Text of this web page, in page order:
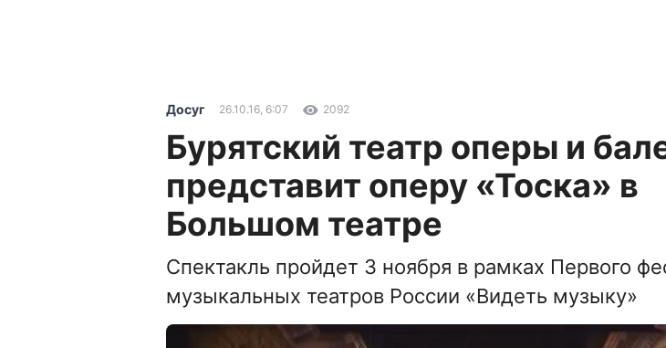
Досуг 26.10.16, 6:07 2092
Бурятский театр оперы и
представит оперу «Тоска» в
Большом театре
Спектакль пройдет 3 ноября в рамках Первого
музыкальных театров России «Видеть музыку»